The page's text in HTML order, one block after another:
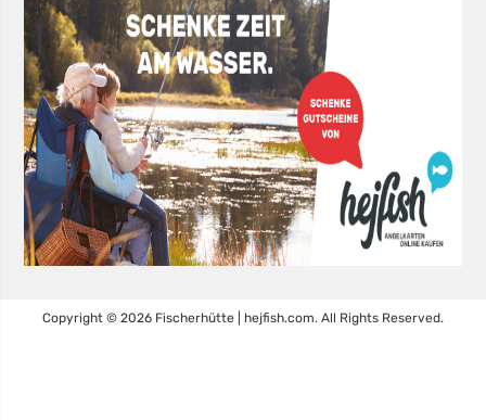
Copyright © 2026 Fischerhütte | hejfish.com. All Rights Reserved.